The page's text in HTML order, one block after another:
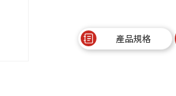
產品規格